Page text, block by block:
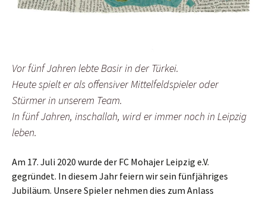
Vor fünf Jahren lebte Basir in der Türkei.
Heute spielt er als offensiver Mittelfeldspieler oder
Stürmer in unserem Team.
In fünf Jahren, inschallah, wird er immer noch in Leipzig
leben.
Am 17. Juli 2020 wurde der FC Mohajer Leipzig e.V.
gegründet. In diesem Jahr feiern wir sein fünfjähriges
Jubiläum. Unsere Spieler nehmen dies zum Anlass